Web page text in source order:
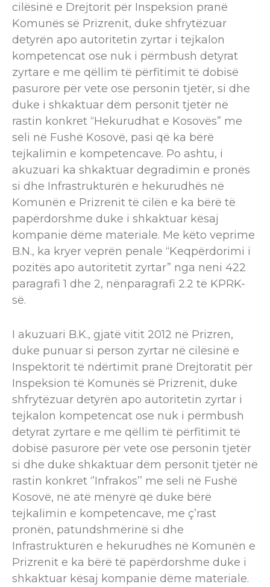
cilësinë e Drejtorit për Inspeksion pranë
Komunës së Prizrenit, duke shfrytëzuar
detyrën apo autoritetin zyrtar i tejkalon
kompetencat ose nuk i përmbush detyrat
zyrtare e me qëllim të përfitimit të dobisë
pasurore për vete ose personin tjetër, si dhe
duke i shkaktuar dëm personit tjetër në
rastin konkret “Hekurudhat e Kosovës” me
seli në Fushë Kosovë, pasi që ka bërë
tejkalimin e kompetencave. Po ashtu, i
akuzuari ka shkaktuar degradimin e pronës
si dhe Infrastrukturën e hekurudhës në
Komunën e Prizrenit të cilën e ka bërë të
papërdorshme duke i shkaktuar kësaj
kompanie dëme materiale. Me këto veprime
B.N., ka kryer veprën penale “Keqpërdorimi i
pozitës apo autoritetit zyrtar” nga neni 422
paragrafi 1 dhe 2, nënparagrafi 2.2 të KPRK-
së.
I akuzuari B.K., gjatë vitit 2012 në Prizren,
duke punuar si person zyrtar në cilësinë e
Inspektorit të ndërtimit pranë Drejtoratit për
Inspeksion të Komunës së Prizrenit, duke
shfrytëzuar detyrën apo autoritetin zyrtar i
tejkalon kompetencat ose nuk i përmbush
detyrat zyrtare e me qëllim​ të përfitimit të
dobisë pasurore për vete ose personin tjetër
si dhe duke shkaktuar dëm personit tjetër në
rastin konkret ‘’Infrakos’’ me seli në Fushë
Kosovë, në atë mënyrë që duke bërë
tejkalimin e kompetencave, me ç’rast
pronën, patundshmërinë si dhe
Infrastrukturën e hekurudhës në Komunën e
Prizrenit e ka bërë të papërdorshme duke i
shkaktuar kësaj kompanie dëme materiale.